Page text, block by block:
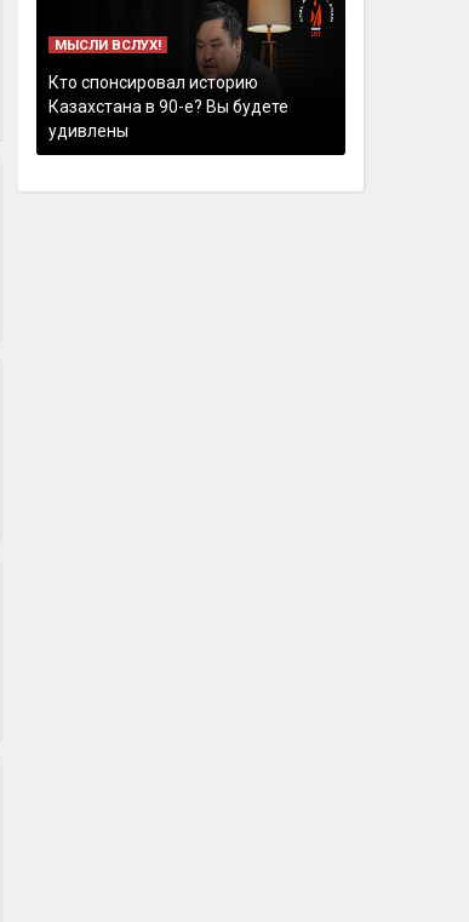
МЫСЛИ ВСЛУХ!
Кто спонсировал историю
Казахстана в 90-е? Вы будете
удивлены